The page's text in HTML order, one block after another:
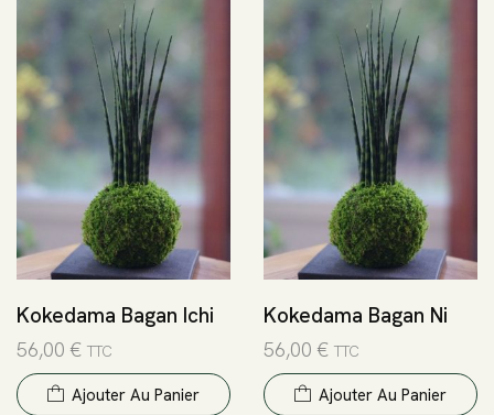
Kokedama Bagan Ichi
56,00 € TTC
Ajouter Au Panier
Kokedama Bagan Ni
56,00 € TTC
Ajouter Au Panier